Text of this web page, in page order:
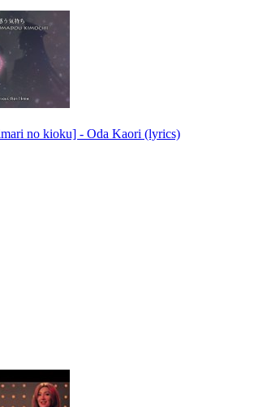
no kioku] - Oda Kaori (lyrics)